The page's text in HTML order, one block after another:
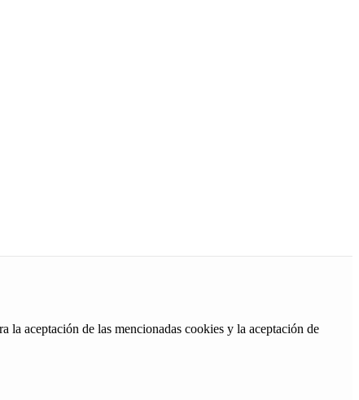
la aceptación de las mencionadas cookies y la aceptación de